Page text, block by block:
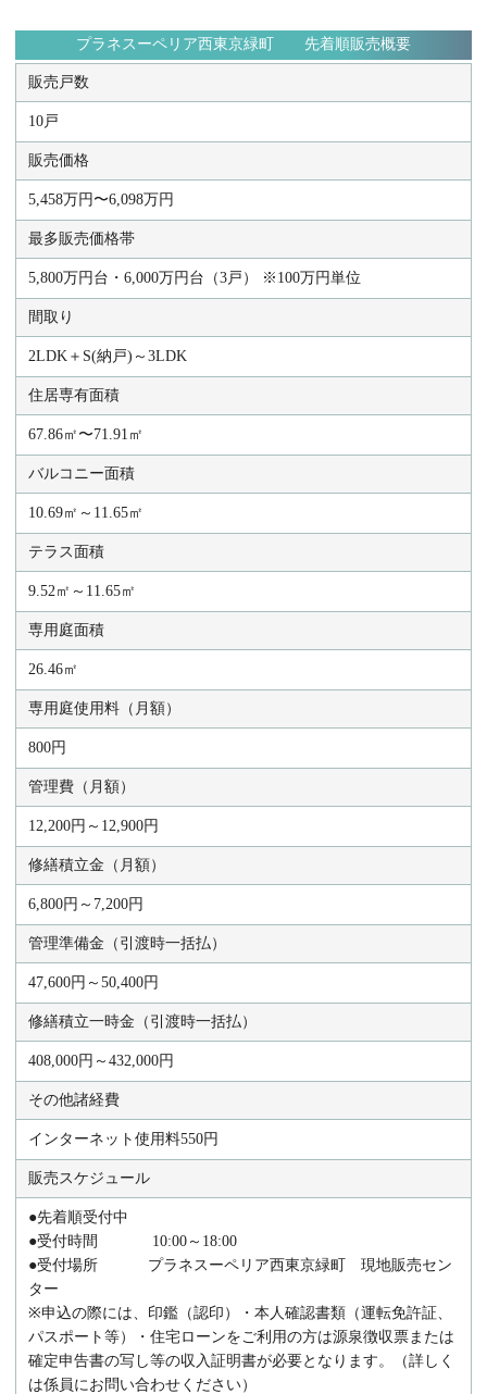
プラネスーペリア西東京緑町 先着順販売概要
販売戸数
10戸
販売価格
5,458万円〜6,098万円
最多販売価格帯
5,800万円台・6,000万円台（3戸） ※100万円単位
間取り
2LDK＋S(納戸)～3LDK
住居専有面積
67.86㎡〜71.91㎡
バルコニー面積
10.69㎡～11.65㎡
テラス面積
9.52㎡～11.65㎡
専用庭面積
26.46㎡
専用庭使用料（月額）
800円
管理費（月額）
12,200円～12,900円
修繕積立金（月額）
6,800円～7,200円
管理準備金（引渡時一括払）
47,600円～50,400円
修繕積立一時金（引渡時一括払）
408,000円～432,000円
その他諸経費
インターネット使用料550円
販売スケジュール
●先着順受付中
●受付時間 10:00～18:00
●受付場所 プラネスーペリア西東京緑町 現地販売セン
ター
※申込の際には、印鑑（認印）・本人確認書類（運転免許証、
パスポート等）・住宅ローンをご利用の方は源泉徴収票または
確定申告書の写し等の収入証明書が必要となります。（詳しく
は係員にお問い合わせください）